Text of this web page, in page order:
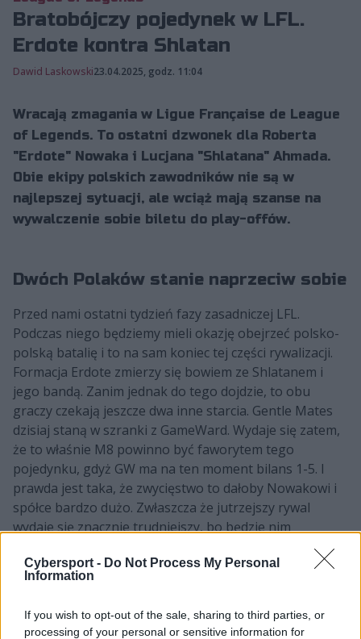
Cybersport - Do Not Process My Personal
Information
If you wish to opt-out of the sale, sharing to third parties, or
processing of your personal or sensitive information for
Bratobójczy pojedynek w LFL.
Erdote kontra Shlatan
Dawid Laskowski23.04.2025, godz. 11:04
Wracają zmagania w Ligue Française de League
of Legends. To ostatni dzwonek dla Roberta
"Erdote" Nowaka i Lucjana "Shlatana" Ahmada.
Obie ekipy polskich zawodników nie są w
najlepszej sytuacji, ale wciąż mają szanse na
wywalczenie sobie biletu do play-offów.
Dwóch Polaków stanie naprzeciw sobie
Przed nami ostatni tydzień fazy zasadniczej LFL.
Podczas niego będziemy mieli okazję obejrzeć polsko-
polską batalię i to na sam koniec tej części rywalizacji.
Formacja Erdote zmierzy się bowiem ze Shlatanem i
jego bandą. Zanim jednak do tego dojdzie, to obu
graczy czekają jeszcze dwa inne starcia. Gentle Mates
dzisiaj staną w szranki z GameWard. Wydaje się zatem,
że to właśnie M8 powinno być faworytem tego
pojedynku, gdyż GW ma na ten moment bilans 1-5. I
prawda jest taka, że zwycięstwo to dałoby Nowakowi i
spółce bardzo dużo. Zwłaszcza że jutrzejszy rywal
wydaje się znacznie trudniejszy, bo będzie nim
Vitality.Bee. I z Pszczołami już tak łatwo na pewno nie
będzie.
Cinkrof i spółka z szansą na odkucie